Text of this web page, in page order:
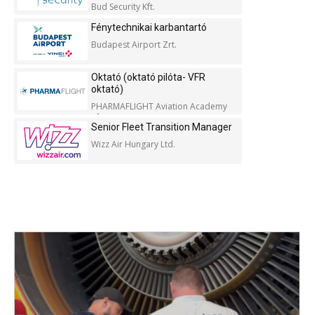
Bud Security Kft.
Fénytechnikai karbantartó
Budapest Airport Zrt.
Oktató (oktató pilóta- VFR
oktató)
PHARMAFLIGHT Aviation Academy
Kft.
Senior Fleet Transition Manager
Wizz Air Hungary Ltd.